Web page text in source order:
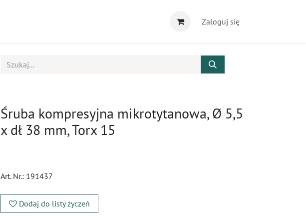
Zaloguj się
Śruba kompresyjna mikrotytanowa, Ø 5,5
x dł 38 mm, Torx 15
Art. Nr.: 191437
Dodaj do listy życzeń